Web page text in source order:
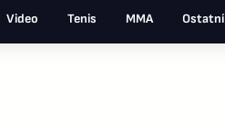
Video Tenis MMA Ostatní